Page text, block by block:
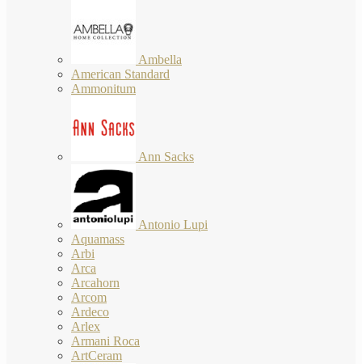
Ambella
American Standard
Ammonitum
Ann Sacks
Antonio Lupi
Aquamass
Arbi
Arca
Arcahorn
Arcom
Ardeco
Arlex
Armani Roca
ArtCeram